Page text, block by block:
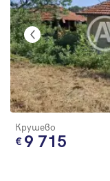
Крушево
9 715